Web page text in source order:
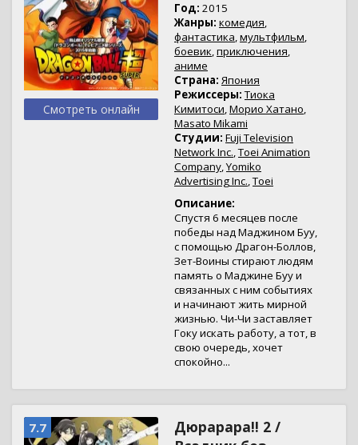
Смотреть онлайн
Год: 2015
Жанры: комедия,
фантастика,мультфильм,
боевик,приключения,
аниме
Страна: Япония
Режиссеры: Тиока
Кимитоси,Морио Хатано,
Masato Mikami
Студии: Fuji Television
Network Inc.,Toei Animation
Company,Yomiko
Advertising Inc.,Toei
Описание:
Спустя 6 месяцев после
победы над Маджином Буу,
с помощью Драгон-Боллов,
Зет-Воины стирают людям
память о Маджине Буу и
связанных с ним событиях
и начинают жить мирной
жизнью. Чи-Чи заставляет
Гоку искать работу, а тот, в
свою очередь, хочет
спокойно...
7.7
Дюрарара!! 2 /